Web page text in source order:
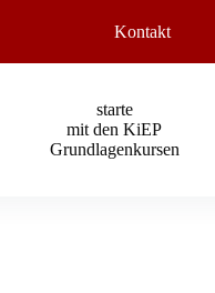
Kontakt
starte
mit den KiEP
Grundlagenkursen